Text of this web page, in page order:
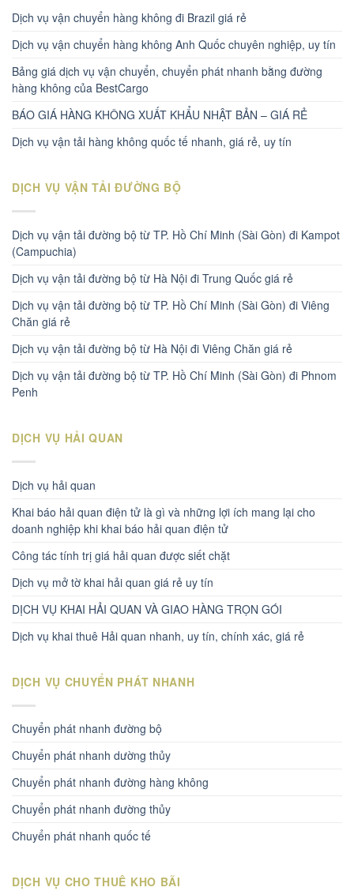
Dịch vụ vận chuyển hàng không đi Brazil giá rẻ
Dịch vụ vận chuyển hàng không Anh Quốc chuyên nghiệp, uy tín
Bảng giá dịch vụ vận chuyển, chuyển phát nhanh bằng đường
hàng không của BestCargo
BÁO GIÁ HÀNG KHÔNG XUẤT KHẨU NHẬT BẢN – GIÁ RẺ
Dịch vụ vận tải hàng không quốc tế nhanh, giá rẻ, uy tín
DỊCH VỤ VẬN TẢI ĐƯỜNG BỘ
Dịch vụ vận tải đường bộ từ TP. Hồ Chí Minh (Sài Gòn) đi Kampot
(Campuchia)
Dịch vụ vận tải đường bộ từ Hà Nội đi Trung Quốc giá rẻ
Dịch vụ vận tải đường bộ từ TP. Hồ Chí Minh (Sài Gòn) đi Viêng
Chăn giá rẻ
Dịch vụ vận tải đường bộ từ Hà Nội đi Viêng Chăn giá rẻ
Dịch vụ vận tải đường bộ từ TP. Hồ Chí Minh (Sài Gòn) đi Phnom
Penh
DỊCH VỤ HẢI QUAN
Dịch vụ hải quan
Khai báo hải quan điện tử là gì và những lợi ích mang lại cho
doanh nghiệp khi khai báo hải quan điện tử
Công tác tính trị giá hải quan được siết chặt
Dịch vụ mở tờ khai hải quan giá rẻ uy tín
DỊCH VỤ KHAI HẢI QUAN VÀ GIAO HÀNG TRỌN GÓI
Dịch vụ khai thuê Hải quan nhanh, uy tín, chính xác, giá rẻ
DỊCH VỤ CHUYỂN PHÁT NHANH
Chuyển phát nhanh đường bộ
Chuyển phát nhanh dường thủy
Chuyển phát nhanh đường hàng không
Chuyển phát nhanh đường thủy
Chuyển phát nhanh quốc tế
DỊCH VỤ CHO THUÊ KHO BÃI